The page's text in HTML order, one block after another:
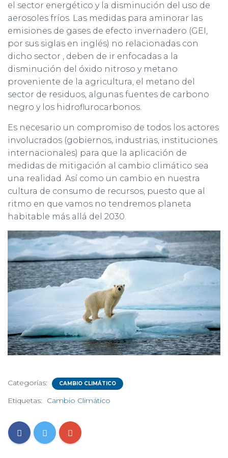
el sector energético y la disminución del uso de
aerosoles fríos. Las medidas para aminorar las
emisiones de gases de efecto invernadero (GEI,
por sus siglas en inglés) no relacionadas con
dicho sector , deben de ir enfocadas a la
disminución del óxido nitroso y metano
proveniente de la agricultura, el metano del
sector de residuos, algunas fuentes de carbono
negro y los hidroflurocarbonos.
Es necesario un compromiso de todos los actores
involucrados (gobiernos, industrias, instituciones
internacionales) para que la aplicación de
medidas de mitigación al cambio climático sea
una realidad. Así como un cambio en nuestra
cultura de consumo de recursos, puesto que al
ritmo en que vamos no tendremos planeta
habitable más allá del 2030.
Categorías: CAMBIO CLIMÁTICO
Etiquetas: Cambio Climático